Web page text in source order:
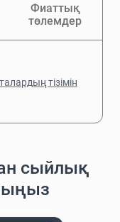
Фиаттық
төлемдер
тізімін
сыйлық